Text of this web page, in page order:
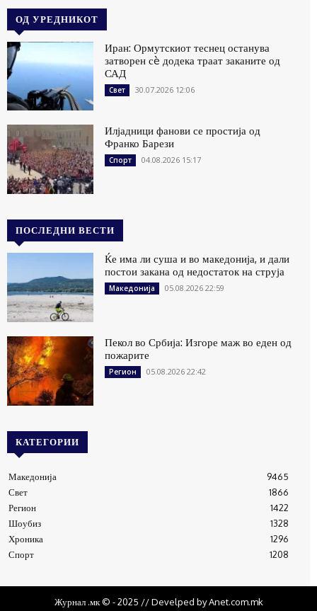
ОД УРЕДНИКОТ
Иран: Ормутскиот теснец останува
затворен сè додека траат заканите од
САД
Свет 30.07.2026 12:06
Илјадници фанови се простија од
Франко Барези
Спорт 04.08.2026 15:17
ПОСЛЕДНИ ВЕСТИ
Ќе има ли суша и во македонија, и дали
постои закана од недостаток на струја
Македонија 05.08.2026 22:59
Пекол во Србија: Изгоре маж во еден од
пожарите
Регион 05.08.2026 22:42
КАТЕГОРИИ
Македонија
9465
Свет
1866
Регион
1422
Шоубиз
1328
Хроника
1296
Спорт
1208
Журнал .мк © - 2025 // Develped by Anet.com.mk